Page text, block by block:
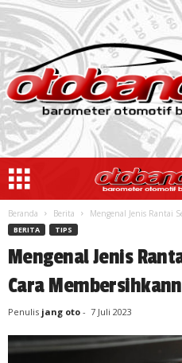
Beranda Berita Mengenal Jenis Rantai
BERITA TIPS
Mengenal Jenis
Cara
Penulis jang oto - 7 Juli 2023